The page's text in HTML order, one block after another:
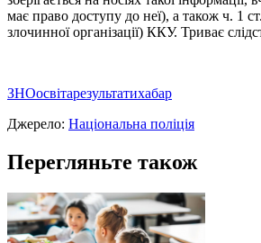
має право доступу до неї), а також ч. 1
злочинної організації) ККУ. Триває
ЗНОосвітарезультатихабар
Джерело: Національна поліція
Перегляньте також